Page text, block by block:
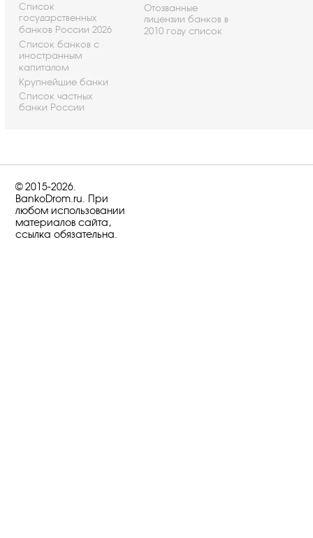
Список
государственных
банков России 2026
Список банков с
иностранным
капиталом
Крупнейшие банки
Список частных
банки России
Отозванные
лицензии банков в
2010 году список
© 2015-2026.
BankoDrom.ru. При
любом использовании
материалов сайта,
ссылка обязательна.